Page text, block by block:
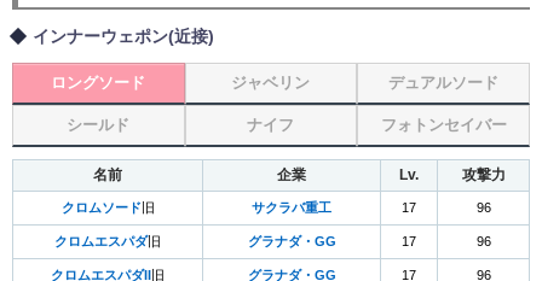
インナーウェポン(近接)
ロングソード ジャベリン デュアルソード
シールド ナイフ フォトンセイバー
名前 企業 Lv. 攻撃力
クロムソード 旧 サクラバ重工 17 96
クロムエスパダ旧 グラナダ・GG 17 96
クロムエスパダII 旧 グラナダ・GG 17 96